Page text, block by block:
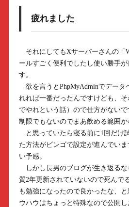
疲れました
それにしてもXサーバーさんの「
ールすごく便利でしたし使い勝手
す。
欲を言うとPhpMyAdminでデータ
れれば一番だったんですけども、
でやれという話）ので仕方がない
制限でもないのでまあ飲める範囲か
と思っていたら寝る前に1回だけ
た方法がビンゴで設定が進んでい
い予感。
しかし長男のブログが生き返るな
質2年更新されていないので死んで
も勉強になったので良かったな、
ウハウはちょっと特殊なので公開